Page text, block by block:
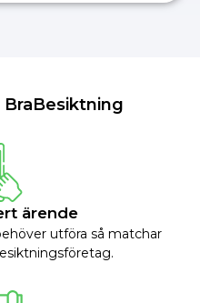
ärende
utföra så matchar